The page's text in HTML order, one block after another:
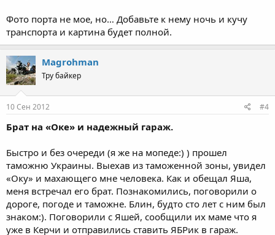
Фото порта не мое, но… Добавьте к нему ночь и кучу
транспорта и картина будет полной.
Magrohman
Тру байкер
10 Сен 2012 #4
Брат на «Оке» и надежный гараж.
Быстро и без очереди (я же на мопеде:) ) прошел
таможню Украины. Выехав из таможенной зоны, увидел
«Оку» и махающего мне человека. Как и обещал Яша,
меня встречал его брат. Познакомились, поговорили о
дороге, погоде и таможне. Блин, будто сто лет с ним был
знаком:). Поговорили с Яшей, сообщили их маме что я
уже в Керчи и отправились ставить ЯБРик в гараж.